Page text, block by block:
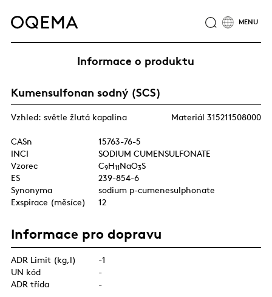
O NÁS
SLUŽBY
KATALOG PRODUKTŮ
NOVINKY
KONTAKTY
SKUPINA OQEMA
Informace o produktu
Kumensulfonan sodný (SCS)
Vzhled: světle žlutá kapalina Materiál 315211508000
CASn
15763-76-5
INCI
SODIUM CUMENSULFONATE
Vzorec
C9H11NaO3S
ES
239-854-6
Synonyma
sodium p-cumenesulphonate
Exspirace (měsíce)
12
Informace pro dopravu
ADR Limit (kg,l)
-1
UN kód
-
ADR třída
-